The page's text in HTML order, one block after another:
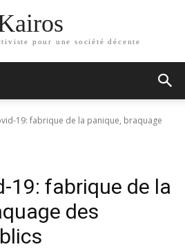
pour une société décente
19: fabrique de la panique, braquage
19: fabrique de la
des